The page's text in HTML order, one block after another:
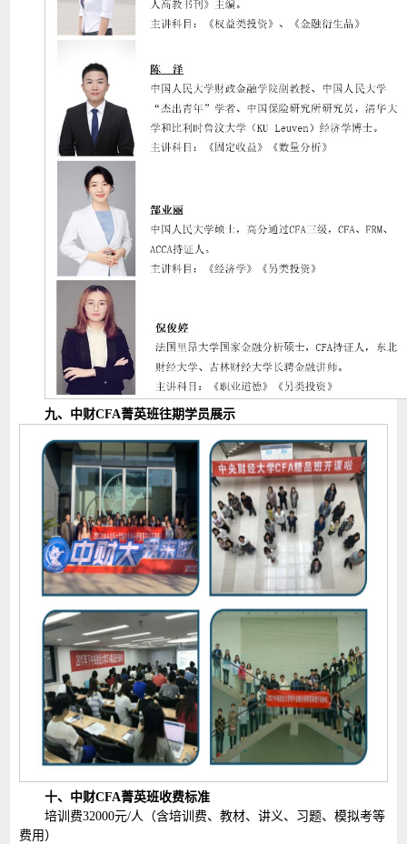
九、中财CFA菁英班往期学员展示
十、中财CFA菁英班收费标准
培训费32000元/人（含培训费、教材、讲义、习题、模拟考等
费用）